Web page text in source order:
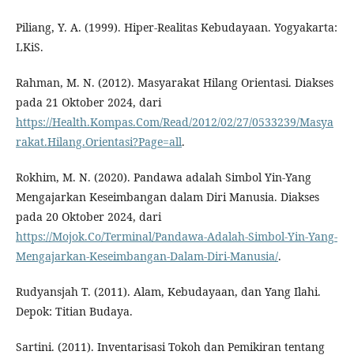
Piliang, Y. A. (1999). Hiper-Realitas Kebudayaan. Yogyakarta:
LKiS.
Rahman, M. N. (2012). Masyarakat Hilang Orientasi. Diakses
pada 21 Oktober 2024, dari
https://Health.Kompas.Com/Read/2012/02/27/0533239/Masya
rakat.Hilang.Orientasi?Page=all.
Rokhim, M. N. (2020). Pandawa adalah Simbol Yin-Yang
Mengajarkan Keseimbangan dalam Diri Manusia. Diakses
pada 20 Oktober 2024, dari
https://Mojok.Co/Terminal/Pandawa-Adalah-Simbol-Yin-Yang-
Mengajarkan-Keseimbangan-Dalam-Diri-Manusia/.
Rudyansjah T. (2011). Alam, Kebudayaan, dan Yang Ilahi.
Depok: Titian Budaya.
Sartini. (2011). Inventarisasi Tokoh dan Pemikiran tentang